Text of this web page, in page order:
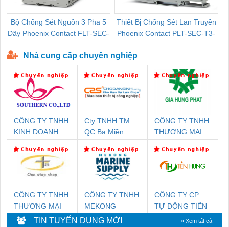
Bộ Chống Sét Nguồn 3 Pha 5
Dây Phoenix Contact FLT-SEC-
Thiết Bị Chống Sét Lan Truyền
Phoenix Contact PLT-SEC-T3-
Nhà cung cấp chuyên nghiệp
CÔNG TY TNHH
KINH DOANH
PHƯƠNG NAM
Cty TNHH TM
QC Ba Miền
CÔNG TY TNHH
THƯƠNG MẠI
THUẬT ĐIỆN CƠ
GIA HƯNG
CÔNG TY TNHH
THƯƠNG MẠI
THIÊN ÂN VIỆT
CÔNG TY TNHH
MEKONG
MARINE
CÔNG TY CP
TỰ ĐỘNG TIẾN
TIN TUYỂN DỤNG MỚI » Xem tất cả